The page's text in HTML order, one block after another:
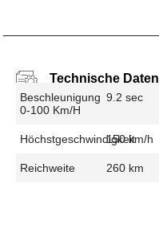
Technische Daten
Beschleunigung
0-100 Km/h
9.2 sec
Höchstgeschwindigkeit
150 km/h
Reichweite 260 km